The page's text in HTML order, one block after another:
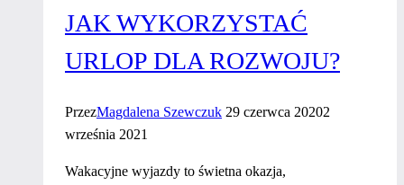
JAK WYKORZYSTAĆ
URLOP DLA ROZWOJU?
PrzezMagdalena Szewczuk 29 czerwca 20202
września 2021
Wakacyjne wyjazdy to świetna okazja,